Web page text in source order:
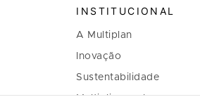
INSTITUCIONAL
A Multiplan
Inovação
Sustentabilidade
Multiplique o bem